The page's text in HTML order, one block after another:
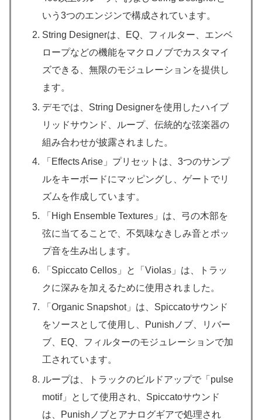
いう3つのエンジンで構成されています。
String Designerは、EQ、フィルター、エンベ
ロープなどの機能をマクロノブでカスタマイ
ズできる、無限のモジュレーションを提供し
ます。
デモでは、String Designerを使用したハイブ
リッドサウンド、ループ、伝統的な弦楽器の
組み合わせが披露されました。
「Effects Arise」プリセットは、3つのサンプ
ルをキーボードにマッピングし、ゲートでリ
ズムを作成しています。
「High Ensemble Textures」は、弓の木部を
弦に当てることで、不気味なきしみ音とポッ
プ音を生み出します。
「Spiccato Cellos」と「Violas」は、トラッ
クに深みを加えるために使用されました。
「Organic Snapshot」は、Spiccatoサウンド
をソースとして使用し、Punishノブ、リバー
ブ、EQ、フィルターのモジュレーションで加
工されています。
ループは、トラックのビルドアップで「pulse
motif」として使用され、Spiccatoサウンド
は、Punishノブとアナログギアで処理され